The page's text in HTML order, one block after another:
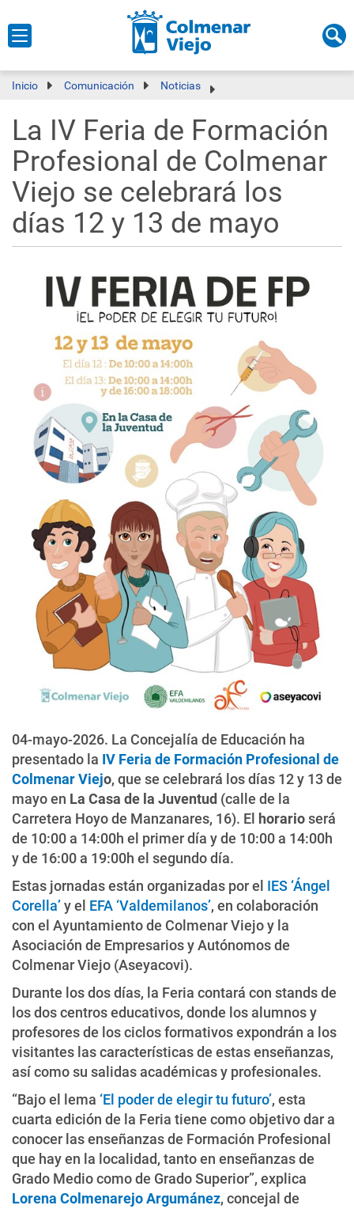
Inicio Comunicación Noticias
La IV Feria de Formación
Profesional de Colmenar
Viejo se celebrará los
días 12 y 13 de mayo
04-mayo-2026. La Concejalía de Educación ha
presentado la IV Feria de Formación Profesional de
Colmenar Viejo, que se celebrará los días 12 y 13 de
mayo en La Casa de la Juventud (calle de la
Carretera Hoyo de Manzanares, 16). El horarioserá
de 10:00 a 14:00h el primer día y de 10:00 a 14:00h
y de 16:00 a 19:00h el segundo día.
Estas jornadas están organizadas por el IES ‘Ángel
Corella’y el EFA ‘Valdemilanos’, en colaboración
con el Ayuntamiento de Colmenar Viejo y la
Asociación de Empresarios y Autónomos de
Colmenar Viejo (Aseyacovi).
Durante los dos días, la Feria contará con stands de
los dos centros educativos, donde los alumnos y
profesores de los ciclos formativos expondrán a los
visitantes las características de estas enseñanzas,
así como su salidas académicas y profesionales.
“Bajo el lema ‘El poder de elegir tu futuro’, esta
cuarta edición de la Feria tiene como objetivo dar a
conocer las enseñanzas de Formación Profesional
que hay en la localidad, tanto en enseñanzas de
Grado Medio como de Grado Superior”, explica
Lorena Colmenarejo Argumánez, concejal de